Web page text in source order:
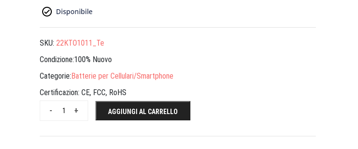
SKU: 22KTO1011_Te
Condizione:100% Nuovo
Categorie:Batterie per Cellulari/Smartphone
Certificazion: CE, FCC, RoHS
+
- AGGIUNGI AL CARRELLO